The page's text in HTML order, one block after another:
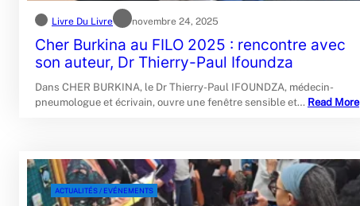
Livre Du Livre novembre 24, 2025
Cher Burkina au FILO 2025 : rencontre avec
son auteur, Dr Thierry-Paul Ifoundza
Dans CHER BURKINA, le Dr Thierry-Paul IFOUNDZA, médecin-
pneumologue et écrivain, ouvre une fenêtre sensible et… Read More
ACTUALITÉS / EVÉNEMENTS